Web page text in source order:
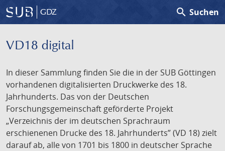
GDZ search Suchen
VD18 digital
In dieser Sammlung finden Sie die in der SUB Göttingen
vorhandenen digitalisierten Druckwerke des 18.
Jahrhunderts. Das von der Deutschen
Forschungsgemeinschaft geförderte Projekt
„Verzeichnis der im deutschen Sprachraum
erschienenen Drucke des 18. Jahrhunderts” (VD 18) zielt
darauf ab, alle von 1701 bis 1800 in deutscher Sprache